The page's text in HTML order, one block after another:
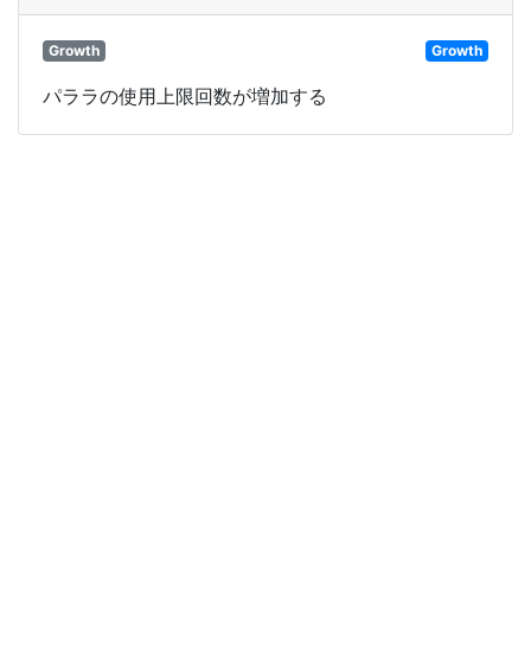
Growth Growth
パララの使用上限回数が増加する